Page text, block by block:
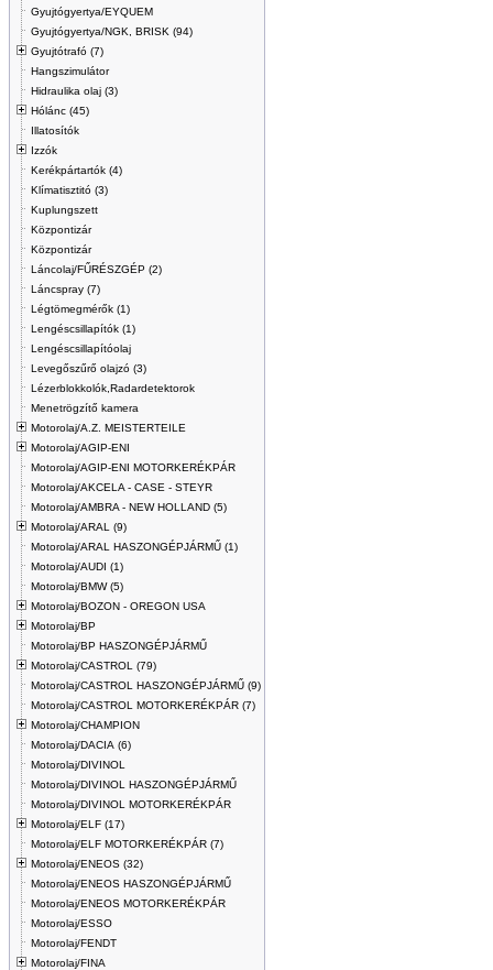
Gyujtógyertya/EYQUEM
Gyujtógyertya/NGK, BRISK (94)
Gyujtótrafó (7)
Hangszimulátor
Hidraulika olaj (3)
Hólánc (45)
Illatosítók
Izzók
Kerékpártartók (4)
Klímatisztitó (3)
Kuplungszett
Központizár
Központizár
Láncolaj/FŰRÉSZGÉP (2)
Láncspray (7)
Légtömegmérők (1)
Lengéscsillapítók (1)
Lengéscsillapítóolaj
Levegőszűrő olajzó (3)
Lézerblokkolók,Radardetektorok
Menetrögzítő kamera
Motorolaj/A.Z. MEISTERTEILE
Motorolaj/AGIP-ENI
Motorolaj/AGIP-ENI MOTORKERÉKPÁR
Motorolaj/AKCELA - CASE - STEYR
Motorolaj/AMBRA - NEW HOLLAND (5)
Motorolaj/ARAL (9)
Motorolaj/ARAL HASZONGÉPJÁRMŰ (1)
Motorolaj/AUDI (1)
Motorolaj/BMW (5)
Motorolaj/BOZON - OREGON USA
Motorolaj/BP
Motorolaj/BP HASZONGÉPJÁRMŰ
Motorolaj/CASTROL (79)
Motorolaj/CASTROL HASZONGÉPJÁRMŰ (9)
Motorolaj/CASTROL MOTORKERÉKPÁR (7)
Motorolaj/CHAMPION
Motorolaj/DACIA (6)
Motorolaj/DIVINOL
Motorolaj/DIVINOL HASZONGÉPJÁRMŰ
Motorolaj/DIVINOL MOTORKERÉKPÁR
Motorolaj/ELF (17)
Motorolaj/ELF MOTORKERÉKPÁR (7)
Motorolaj/ENEOS (32)
Motorolaj/ENEOS HASZONGÉPJÁRMŰ
Motorolaj/ENEOS MOTORKERÉKPÁR
Motorolaj/ESSO
Motorolaj/FENDT
Motorolaj/FINA